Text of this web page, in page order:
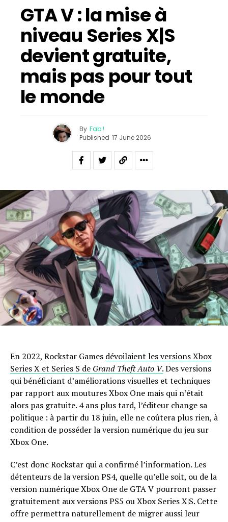
GTA V : la mise à
niveau Series X|S
devient gratuite,
mais pas pour tout
le monde
By Fab !
Published 17 June 2026
En 2022, Rockstar Games dévoilaient les versions Xbox
Series X et Series S de Grand Theft Auto V.Des versions
qui bénéficiant d’améliorations visuelles et techniques
par rapport aux moutures Xbox One mais qui n’était
alors pas gratuite. 4 ans plus tard, l’éditeur change sa
politique : à partir du 18 juin, elle ne coûtera plus rien, à
condition de posséder la version numérique du jeu sur
Xbox One.
C’est donc Rockstar qui a confirmé l’information. Les
détenteurs de la version PS4, quelle qu’elle soit, ou de la
version numérique Xbox One de GTA V pourront passer
gratuitement aux versions PS5 ou Xbox Series X|S. Cette
offre permettra naturellement de migrer aussi leur